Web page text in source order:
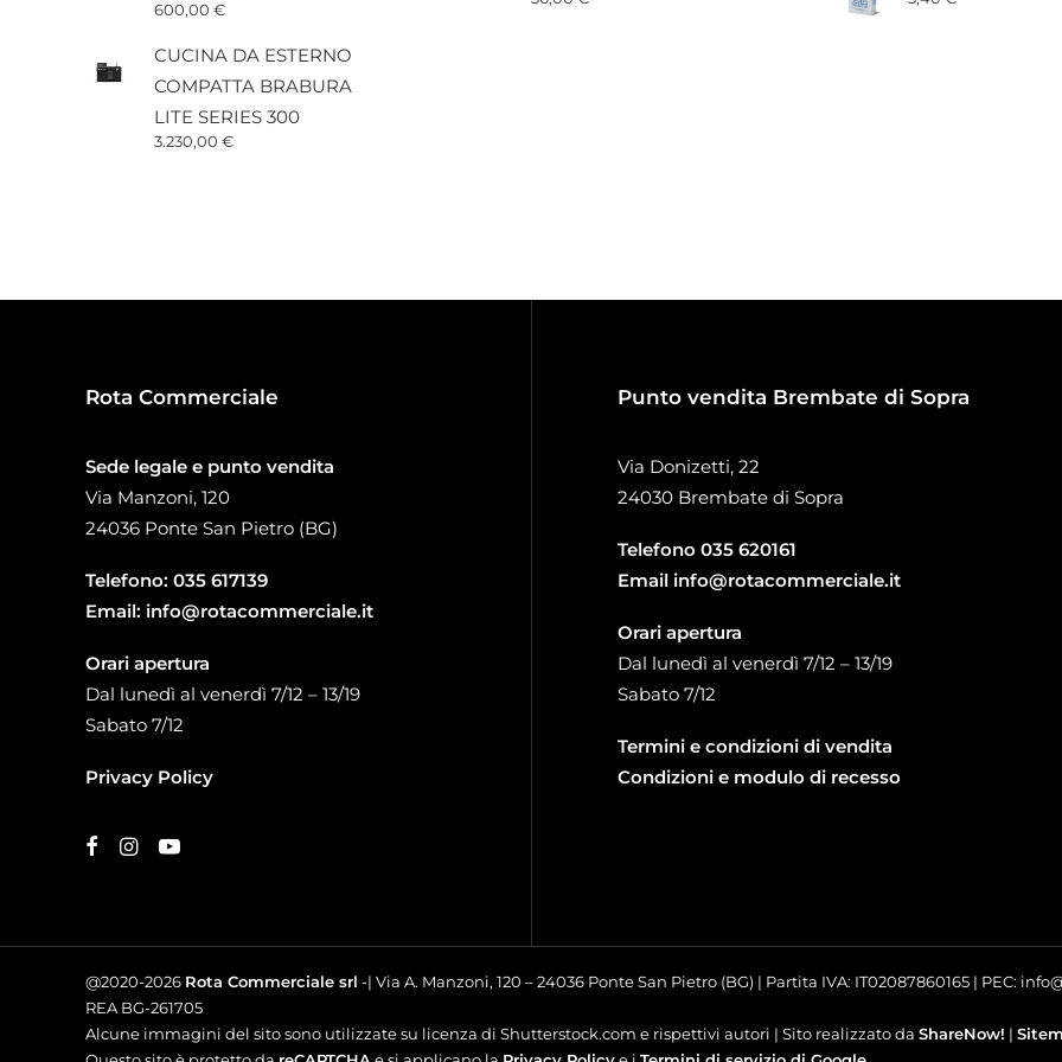
600,00 €
CUCINA DA ESTERNO
COMPATTA BRABURA
LITE SERIES 300
3.230,00 €
Rota Commerciale
Sede legale e punto vendita
Via Manzoni, 120
24036 Ponte San Pietro (BG)
Telefono: 035 617139
Email: info@rotacommerciale.it
Orari apertura
Dal lunedì al venerdì 7/12 – 13/19
Sabato 7/12
Privacy Policy
Punto vendita Brembate di Sopra
Via Donizetti, 22
24030 Brembate di Sopra
Telefono 035 620161
Email info@rotacommerciale.it
Orari apertura
Dal lunedì al venerdì 7/12 – 13/19
Sabato 7/12
Termini e condizioni di vendita
Condizioni e modulo di recesso
@2020-2026 Rota Commerciale srl -| Via A. Manzoni, 120 – 24036 Ponte San Pietro (BG) | Partita IVA: IT02087860165 | PEC:
REA BG-261705
Alcune immagini del sito sono utilizzate su licenza di Shutterstock.com e rispettivi autori | Sito realizzato da ShareNow! |